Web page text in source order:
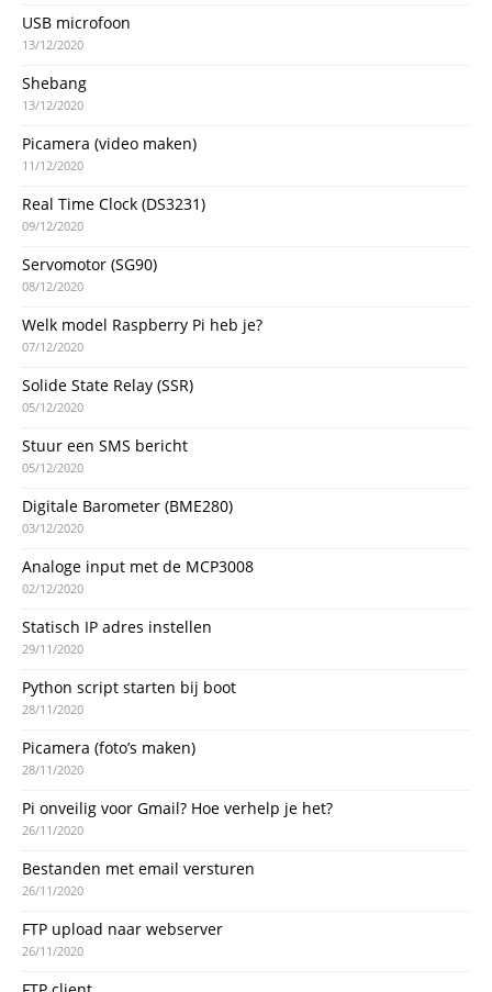
USB microfoon
13/12/2020
Shebang
13/12/2020
Picamera (video maken)
11/12/2020
Real Time Clock (DS3231)
09/12/2020
Servomotor (SG90)
08/12/2020
Welk model Raspberry Pi heb je?
07/12/2020
Solide State Relay (SSR)
05/12/2020
Stuur een SMS bericht
05/12/2020
Digitale Barometer (BME280)
03/12/2020
Analoge input met de MCP3008
02/12/2020
Statisch IP adres instellen
29/11/2020
Python script starten bij boot
28/11/2020
Picamera (foto’s maken)
28/11/2020
Pi onveilig voor Gmail? Hoe verhelp je het?
26/11/2020
Bestanden met email versturen
26/11/2020
FTP upload naar webserver
26/11/2020